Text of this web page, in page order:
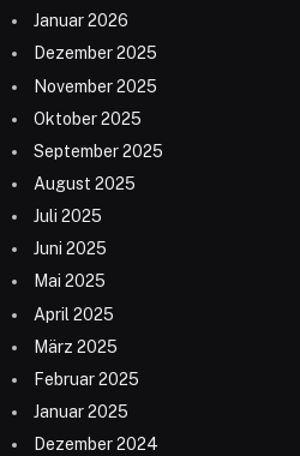
Januar 2026
Dezember 2025
November 2025
Oktober 2025
September 2025
August 2025
Juli 2025
Juni 2025
Mai 2025
April 2025
März 2025
Februar 2025
Januar 2025
Dezember 2024